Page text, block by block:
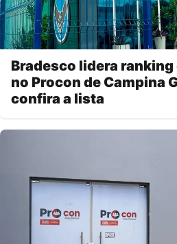
Bradesco lidera
no Procon de Campina
confira a lista